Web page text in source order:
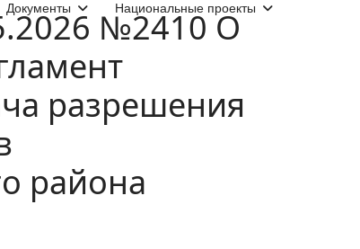
Документы Национальные проекты
№2410 О
разрешения
района